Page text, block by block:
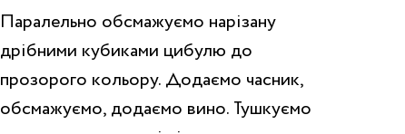
Паралельно обсмажуємо нарізану
дрібними кубиками цибулю до
прозорого кольору. Додаємо часник,
обсмажуємо, додаємо вино. Тушкуємо